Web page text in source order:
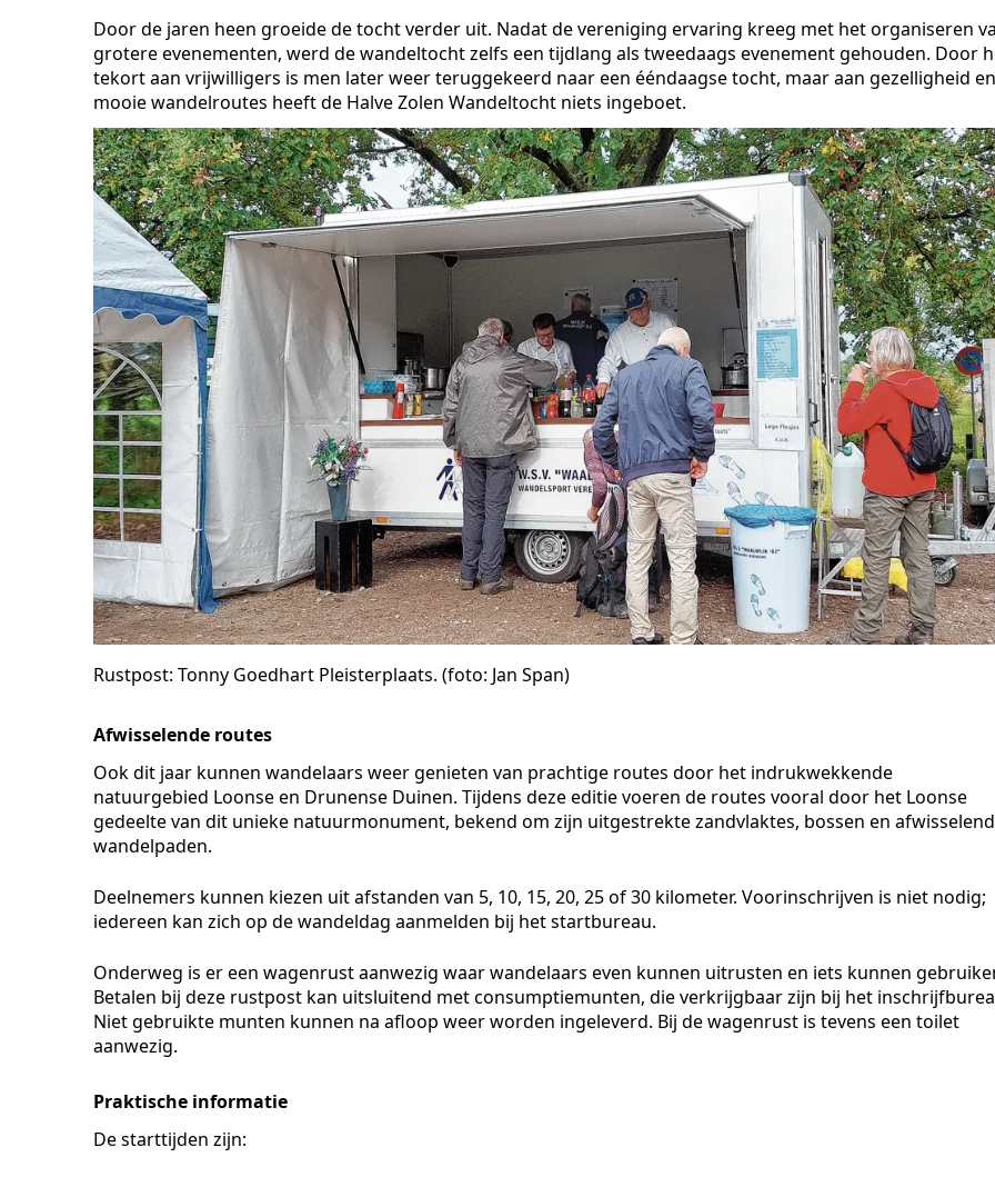
Door de jaren heen groeide de tocht verder uit. Nadat de vereniging ervaring kreeg met het organiseren
grotere evenementen, werd de wandeltocht zelfs een tijdlang als tweedaags evenement gehouden. Door
tekort aan vrijwilligers is men later weer teruggekeerd naar een ééndaagse tocht, maar aan gezelligheid en
mooie wandelroutes heeft de Halve Zolen Wandeltocht niets ingeboet.
Rustpost: Tonny Goedhart Pleisterplaats. (foto: Jan Span)
Afwisselende routes
Ook dit jaar kunnen wandelaars weer genieten van prachtige routes door het indrukwekkende
natuurgebied Loonse en Drunense Duinen. Tijdens deze editie voeren de routes vooral door het Loonse
gedeelte van dit unieke natuurmonument, bekend om zijn uitgestrekte zandvlaktes, bossen en
wandelpaden.
Deelnemers kunnen kiezen uit afstanden van 5, 10, 15, 20, 25 of 30 kilometer. Voorinschrijven is niet nodig;
iedereen kan zich op de wandeldag aanmelden bij het startbureau.
Onderweg is er een wagenrust aanwezig waar wandelaars even kunnen uitrusten en iets kunnen
Betalen bij deze rustpost kan uitsluitend met consumptiemunten, die verkrijgbaar zijn bij het
Niet gebruikte munten kunnen na afloop weer worden ingeleverd. Bij de wagenrust is tevens een toilet
aanwezig.
Praktische informatie
De starttijden zijn: